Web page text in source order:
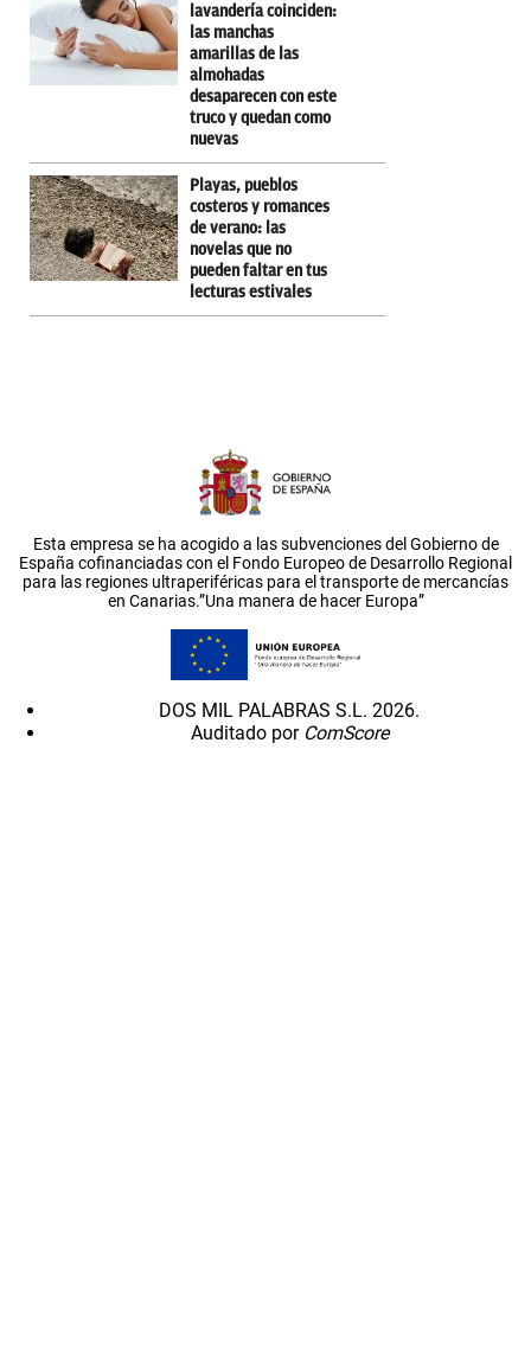
lavandería coinciden:
las manchas
amarillas de las
almohadas
desaparecen con este
truco y quedan como
nuevas
Playas, pueblos
costeros y romances
de verano: las
novelas que no
pueden faltar en tus
lecturas estivales
Esta empresa se ha acogido a las subvenciones del Gobierno de
España cofinanciadas con el Fondo Europeo de Desarrollo Regional
para las regiones ultraperiféricas para el transporte de mercancías
en Canarias.”Una manera de hacer Europa”
DOS MIL PALABRAS S.L. 2026.
Auditado por ComScore